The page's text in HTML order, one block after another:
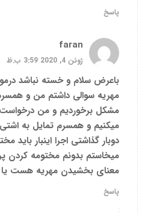
پاسخ
faran
ژوئن 4, 2020 3:59 ب.ظ
باعرض سلام و خسته نباشد
مهریه سوالی داشتم من و
مشکل برخوردیم و من درخواست
میکنیم و همسرم تمایل به
دوبار گذاشتی اجرا اینبار باید
میخاستم بدونم مختومه کردن
معنای بخشیدن مهریه هست یا
پاسخ